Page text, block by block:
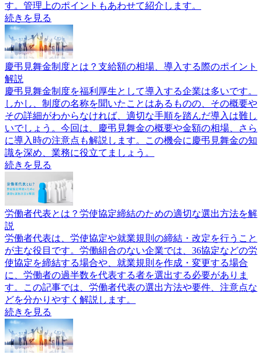
す。管理上のポイントもあわせて紹介します。
続きを見る
慶弔見舞金制度とは？支給額の相場、導入する際のポイント
解説
慶弔見舞金制度を福利厚生として導入する企業は多いです。
しかし、制度の名称を聞いたことはあるものの、その概要や
その詳細がわからなければ、適切な手順を踏んだ導入は難し
いでしょう。今回は、慶弔見舞金の概要や金額の相場、さら
に導入時の注意点も解説します。この機会に慶弔見舞金の知
識を深め、業務に役立てましょう。
続きを見る
労働者代表とは？労使協定締結のための適切な選出方法を解
説
労働者代表は、労使協定や就業規則の締結・改定を行うこと
が主な役目です。労働組合のない企業では、36協定などの労
使協定を締結する場合や、就業規則を作成・変更する場合
に、労働者の過半数を代表する者を選出する必要がありま
す。この記事では、労働者代表の選出方法や要件、注意点な
どを分かりやすく解説します。
続きを見る